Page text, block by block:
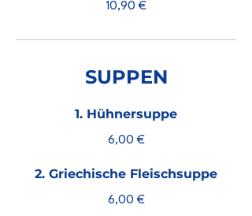
10,90 €
SUPPEN
1. Hühnersuppe
6,00 €
2. Griechische Fleischsuppe
6,00 €